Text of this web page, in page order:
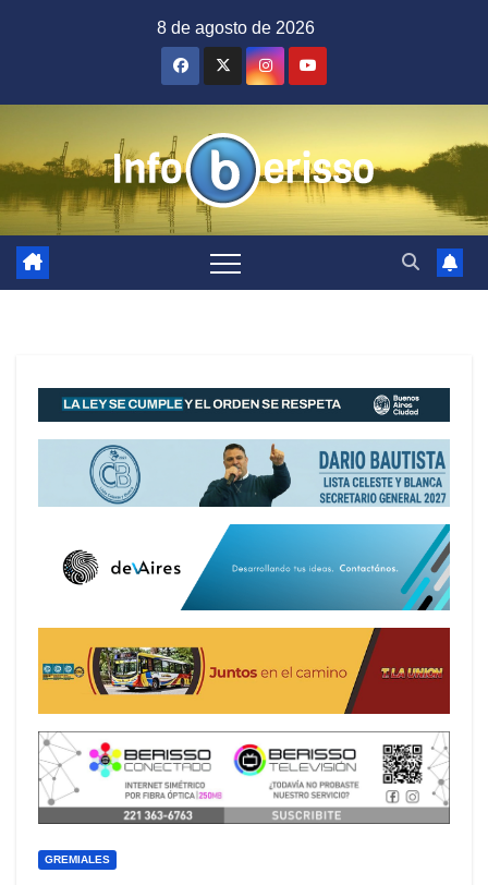
8 de agosto de 2026
GREMIALES